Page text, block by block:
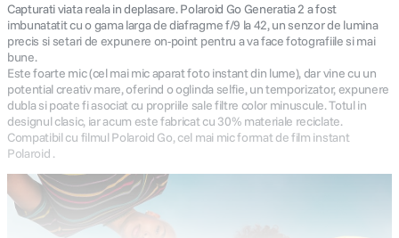
Capturati viata reala in deplasare. Polaroid Go Generatia 2 a fost
imbunatatit cu o gama larga de diafragme f/9 la 42, un senzor de lumina
precis si setari de expunere on-point pentru a va face fotografiile si mai
bune.
Este foarte mic (cel mai mic aparat foto instant din lume), dar vine cu un
potential creativ mare, oferind o oglinda selfie, un temporizator, expunere
dubla si poate fi asociat cu propriile sale filtre color minuscule. Totul in
designul clasic, iar acum este fabricat cu 30% materiale reciclate.
Compatibil cu filmul Polaroid Go, cel mai mic format de film instant
Polaroid .